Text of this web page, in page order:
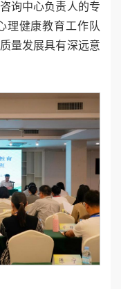
询中心负责人的专
理健康教育工作队
量发展具有深远意